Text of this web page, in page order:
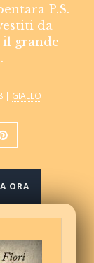
P.S.
da
il grande
| GIALLO
ORA